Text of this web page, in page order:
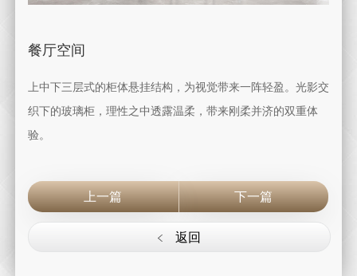
餐厅空间
上中下三层式的柜体悬挂结构，为视觉带来一阵轻盈。光影交
织下的玻璃柜，理性之中透露温柔，带来刚柔并济的双重体
验。
上一篇 下一篇
返回